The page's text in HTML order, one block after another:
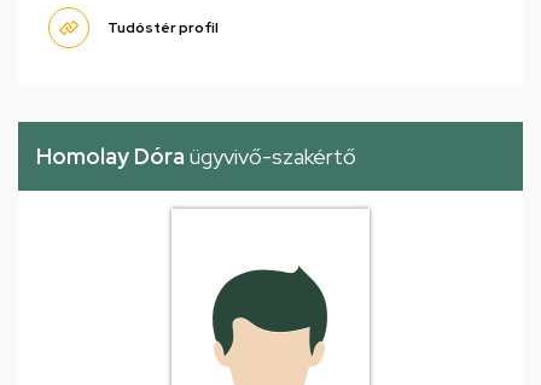
Tudóstér profil
Homolay Dóra ügyvivő-szakértő